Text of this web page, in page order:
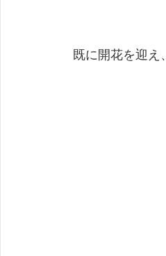
既に開花を迎え